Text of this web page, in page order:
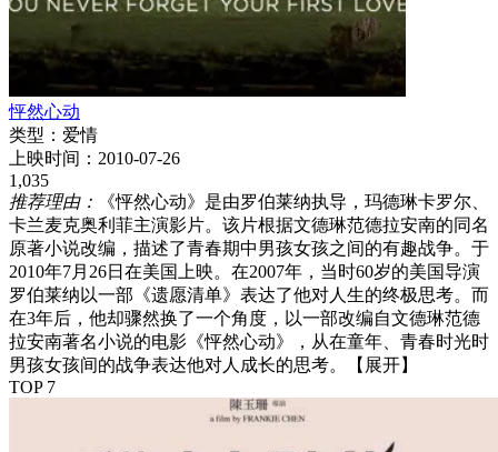
怦然心动
类型： 爱情
上映时间： 2010-07-26
1,035
推荐理由：
《怦然心动》是由罗伯莱纳执导，玛德琳卡罗尔、
卡兰麦克奥利菲主演影片。该片根据文德琳范德拉安南的同名
原著小说改编，描述了青春期中男孩女孩之间的有趣战争。于
2010年7月26日在美国上映。在2007年，当时60岁的美国导演
罗伯莱纳以一部《遗愿清单》表达了他对人生的终极思考。而
在3年后，他却骤然换了一个角度，以一部改编自文德琳范德
拉安南著名小说的电影《怦然心动》，从在童年、青春时光时
男孩女孩间的战争表达他对人成长的思考。
【展开】
TOP 7